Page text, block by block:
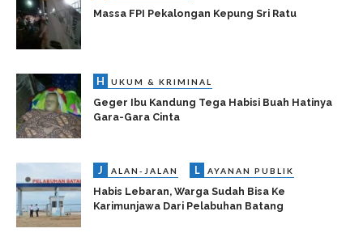
Massa FPI Pekalongan Kepung Sri Ratu
H UKUM & KRIMINAL
Geger Ibu Kandung Tega Habisi Buah Hatinya
Gara-Gara Cinta
J ALAN-JALAN L AYANAN PUBLIK
Habis Lebaran, Warga Sudah Bisa Ke
Karimunjawa Dari Pelabuhan Batang